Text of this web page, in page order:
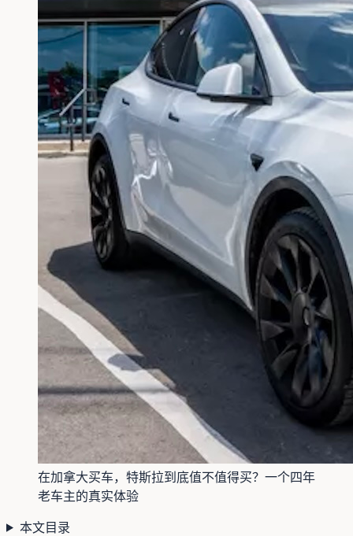
在加拿大买车，特斯拉到底值不值得买？一个四年
老车主的真实体验
本文目录